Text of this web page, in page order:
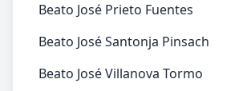
Beato José Prieto Fuentes
Beato José Santonja Pinsach
Beato José Villanova Tormo